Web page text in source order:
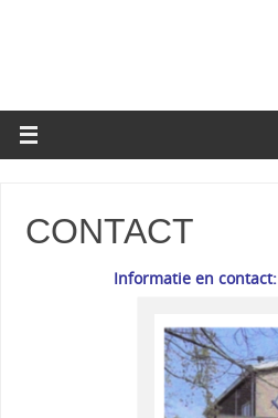
CONTACT
Informatie en contact: